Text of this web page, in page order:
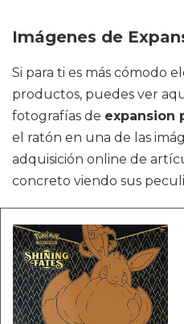
Imágenes de
Si para ti es más cómodo
productos, puedes ver
fotografías de expansion
el ratón en una de las
adquisición online de
concreto viendo sus